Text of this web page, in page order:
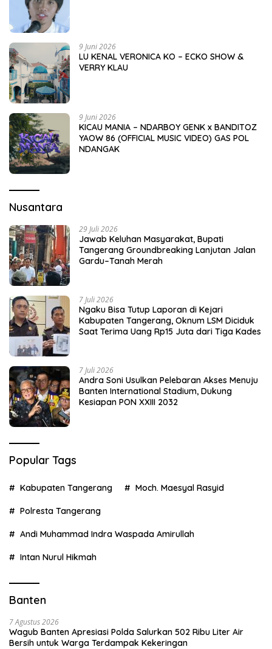
9 Juni 2026
LU KENAL VERONICA KO – ECKO SHOW &
VERRY KLAU
9 Juni 2026
KICAU MANIA – NDARBOY GENK x BANDITOZ
YAOW 86 (OFFICIAL MUSIC VIDEO) GAS POL
NDANGAK
Nusantara
29 Juli 2026
Jawab Keluhan Masyarakat, Bupati
Tangerang Groundbreaking Lanjutan Jalan
Gardu–Tanah Merah
7 Juli 2026
Ngaku Bisa Tutup Laporan di Kejari
Kabupaten Tangerang, Oknum LSM Diciduk
Saat Terima Uang Rp15 Juta dari Tiga Kades
7 Juli 2026
Andra Soni Usulkan Pelebaran Akses Menuju
Banten International Stadium, Dukung
Kesiapan PON XXIII 2032
Popular Tags
Kabupaten Tangerang Moch. Maesyal Rasyid
Polresta Tangerang
Andi Muhammad Indra Waspada Amirullah
Intan Nurul Hikmah
Banten
7 Agustus 2026
Wagub Banten Apresiasi Polda Salurkan 502 Ribu Liter Air
Bersih untuk Warga Terdampak Kekeringan